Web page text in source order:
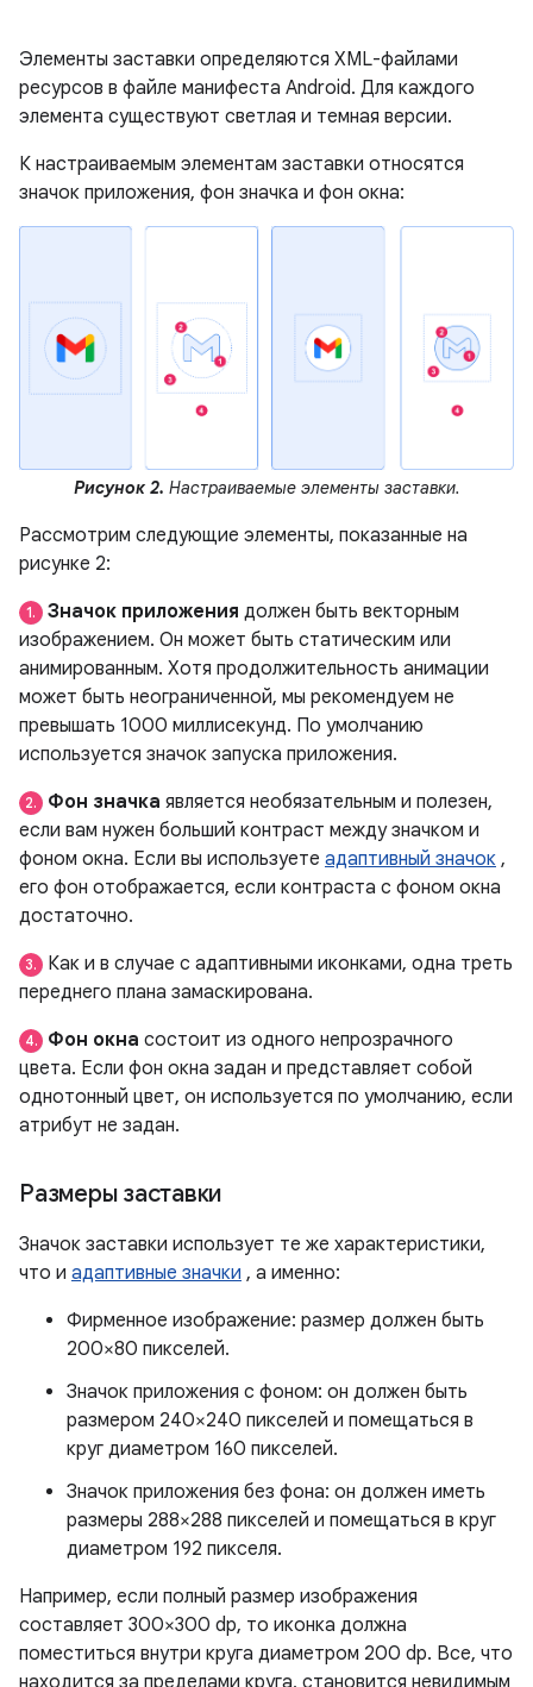
Элементы заставки определяются XML-файлами
ресурсов в файле манифеста Android. Для каждого
элемента существуют светлая и темная версии.
К настраиваемым элементам заставки относятся
значок приложения, фон значка и фон окна:
Рисунок 2. Настраиваемые элементы заставки.
Рассмотрим следующие элементы, показанные на
рисунке 2:
1. Значок приложения должен быть векторным
изображением. Он может быть статическим или
анимированным. Хотя продолжительность анимации
может быть неограниченной, мы рекомендуем не
превышать 1000 миллисекунд. По умолчанию
используется значок запуска приложения.
2. Фон значка является необязательным и полезен,
если вам нужен больший контраст между значком и
фоном окна. Если вы используете адаптивный значок ,
его фон отображается, если контраста с фоном окна
достаточно.
3.
Как и в случае с адаптивными иконками, одна треть
переднего плана замаскирована.
4. Фон окна состоит из одного непрозрачного
цвета. Если фон окна задан и представляет собой
однотонный цвет, он используется по умолчанию, если
атрибут не задан.
Размеры заставки
Значок заставки использует те же характеристики,
что и адаптивные значки , а именно:
Фирменное изображение: размер должен быть
200×80 пикселей.
Значок приложения с фоном: он должен быть
размером 240×240 пикселей и помещаться в
круг диаметром 160 пикселей.
Значок приложения без фона: он должен иметь
размеры 288×288 пикселей и помещаться в круг
диаметром 192 пикселя.
Например, если полный размер изображения
составляет 300×300 dp, то иконка должна
поместиться внутри круга диаметром 200 dp. Все, что